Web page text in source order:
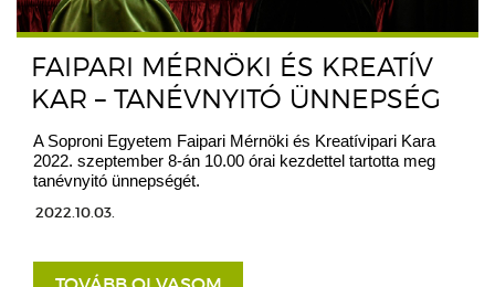
FAIPARI MÉRNÖKI ÉS KREATÍV
KAR – TANÉVNYITÓ ÜNNEPSÉG
A Soproni Egyetem Faipari Mérnöki és Kreatívipari Kara
2022. szeptember 8-án 10.00 órai kezdettel tartotta meg
tanévnyitó ünnepségét.
2022.10.03.